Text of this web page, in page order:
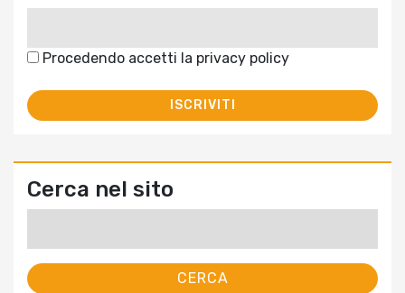
Procedendo accetti la privacy policy
Cerca nel sito